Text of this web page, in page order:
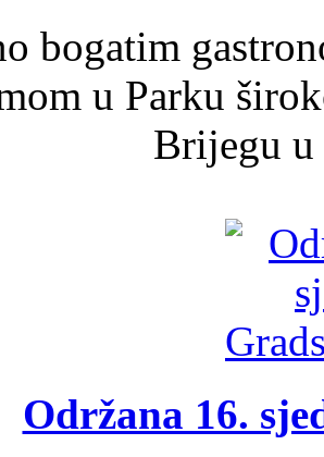
bogatim
u Parku
Brijegu u
Održana 16.